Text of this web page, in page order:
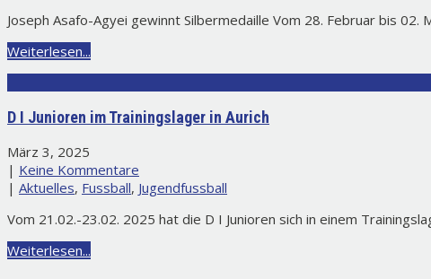
Joseph Asafo-Agyei gewinnt Silbermedaille Vom 28. Februar bis
Weiterlesen...
D I Junioren im Trainingslager in Aurich
März 3, 2025
| Keine Kommentare
| Aktuelles, Fussball, Jugendfussball
Vom 21.02.-23.02. 2025 hat die D I Junioren sich in einem
Weiterlesen...